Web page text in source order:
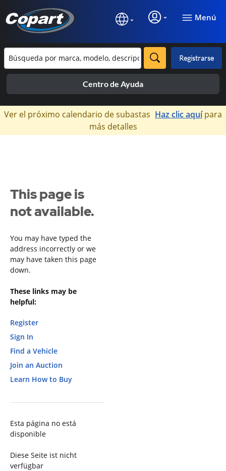
Menú
Registrarse
Centro de Ayuda
×
Ver el próximo calendario de subastas Haz clic aquípara
más detalles
This page is
not available.
You may have typed the
address incorrectly or we
may have taken this page
down.
These links may be
helpful:
Register
Sign In
Find a Vehicle
Join an Auction
Learn How to Buy
Esta página no está
disponible
Diese Seite ist nicht
verfügbar